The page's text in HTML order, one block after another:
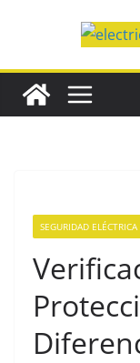
SEGURIDAD ELÉCTRICA